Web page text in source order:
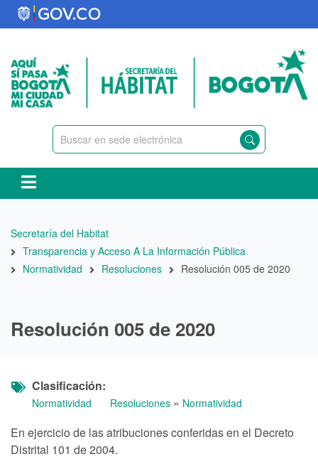
Pasar
al
principal
Ruta
de
navegación
Secretaría del Habitat
Transparencia y Acceso A La Información Pública
Normatividad
Resoluciones Resolución 005 de 2020
Resolución 005 de 2020
Clasificación
Normatividad Resoluciones » Normatividad
En ejercicio de las atribuciones conferidas en el Decreto
Distrital 101 de 2004.